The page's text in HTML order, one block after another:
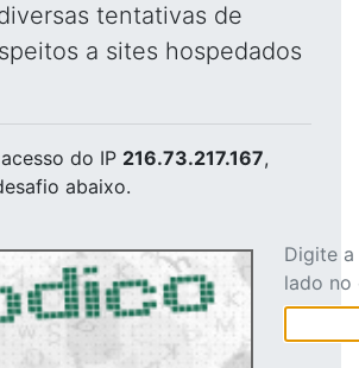
tentativas de
a sites hospedados
do IP 216.73.217.167,
abaixo.
Digite
lado no